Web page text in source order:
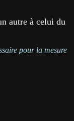
autre à celui du
pour la mesure